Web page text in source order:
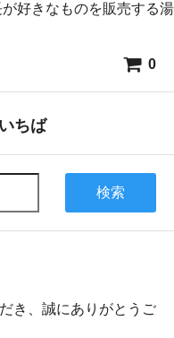
好きなものを販売する湯
0
ちば
検索
き、誠にありがとうご